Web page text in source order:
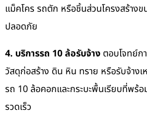
แม็คโคร รถตัก หรือชิ้นส่วนโครงสร้างข
ปลอดภัย
4. บริการรถ 10 ล้อรับจ้าง ตอบโจทย์ก
วัสดุก่อสร้าง ดิน หิน ทราย หรือรับจ้างเ
รถ 10 ล้อคอกและกระบะพื้นเรียบที่พร้
รวดเร็ว